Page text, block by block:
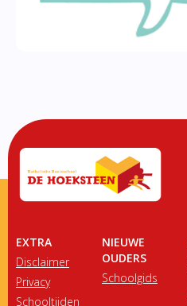
EXTRA
Disclaimer
Privacy
Schooltijden
NIEUWE
OUDERS
Schoolgids